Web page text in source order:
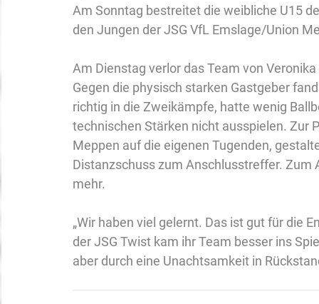
Am Sonntag bestreitet die weibliche U15
den Jungen der JSG VfL Emslage/Union
Am Dienstag verlor das Team von
Gegen die physisch starken Gastgeber
richtig in die Zweikämpfe, hatte wenig
technischen Stärken nicht ausspielen. Zur
Meppen auf die eigenen Tugenden,
Distanzschuss zum Anschlusstreffer.
mehr.
„Wir haben viel gelernt. Das ist gut für die
der JSG Twist kam ihr Team besser ins
aber durch eine Unachtsamkeit in